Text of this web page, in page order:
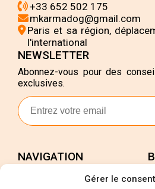
Gérer le
NAVIGATION
+33 652 502 175
mkarmadog@gmail.com
Paris et sa région,
l'international
NEWSLETTER
Abonnez-vous pour des
exclusives.